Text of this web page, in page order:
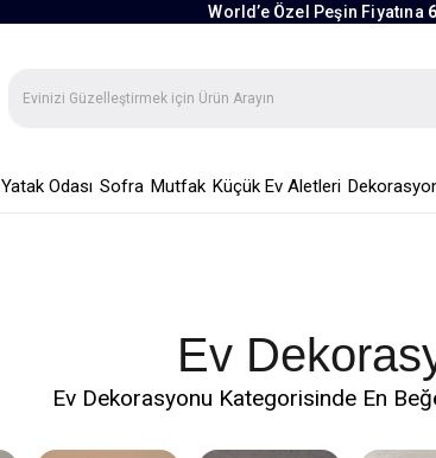
World’e Özel Peşin Fiyatına
Yatak Odası Sofra Mutfak Küçük Ev Aletleri
Ev
Ev Dekorasyonu Kategorisinde En